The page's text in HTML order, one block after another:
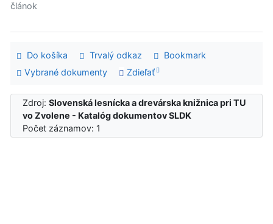
článok
Do košíka Trvalý odkaz
Bookmark
Vybrané dokumenty
Zdieľať
Zdroj:Slovenská lesnícka a drevárska knižnica pri TU
vo Zvolene - Katalóg dokumentov SLDK
Počet záznamov: 1